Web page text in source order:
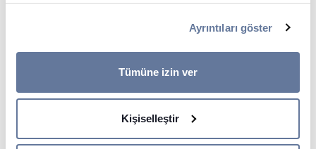
konumunuzla ilgili bilgileri toplamak istiyoruz
Cihazınızı belirli özellikler (parmak izleri) için aktif
bir şekilde tarayarak tanımlamak istiyoruz
Ayrıntılar kısmında
Rızanızı dilediğiniz zaman Çerez Beyanı kısmından
değiştirebilir veya geri çekebilirsiniz.
Ayrıntıları göster
Tümüne izin ver
Kişiselleştir